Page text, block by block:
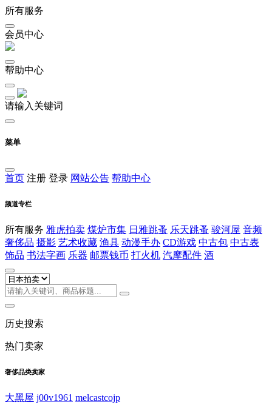
所有服务
会员中心
帮助中心
请输入关键词
菜单
首页 注册 登录 网站公告 帮助中心
频道专栏
所有服务 雅虎拍卖 煤炉市集 日雅跳蚤 乐天跳蚤 骏河屋 音频
奢侈品 摄影 艺术收藏 渔具 动漫手办 CD游戏 中古包 中古表
饰品 书法字画 乐器 邮票钱币 打火机 汽摩配件 酒
历史搜索
热门卖家
奢侈品类卖家
大黑屋 j00v1961 melcastcojp